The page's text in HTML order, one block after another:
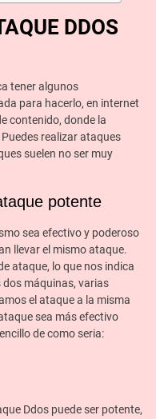
DDOS
tener algunos
para hacerlo, en internet
contenido, donde la
realizar ataques
suelen no ser muy
potente
sea efectivo y poderoso
llevar el mismo ataque.
ataque, lo que nos indica
máquinas, varias
el ataque a la misma
sea más efectivo
de como seria:
Ddos puede ser potente,